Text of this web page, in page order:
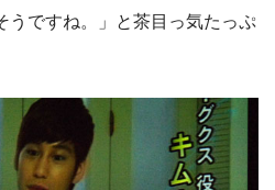
うですね。」と茶目っ気たっぷ